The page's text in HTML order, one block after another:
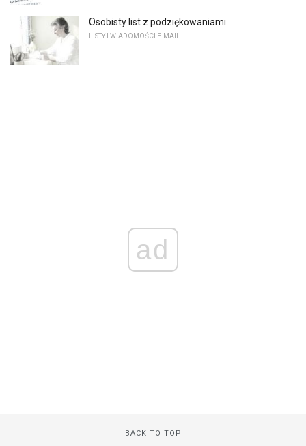
Osobisty list z podziękowaniami
LISTY I WIADOMOŚCI E-MAIL
ad
BACK TO TOP